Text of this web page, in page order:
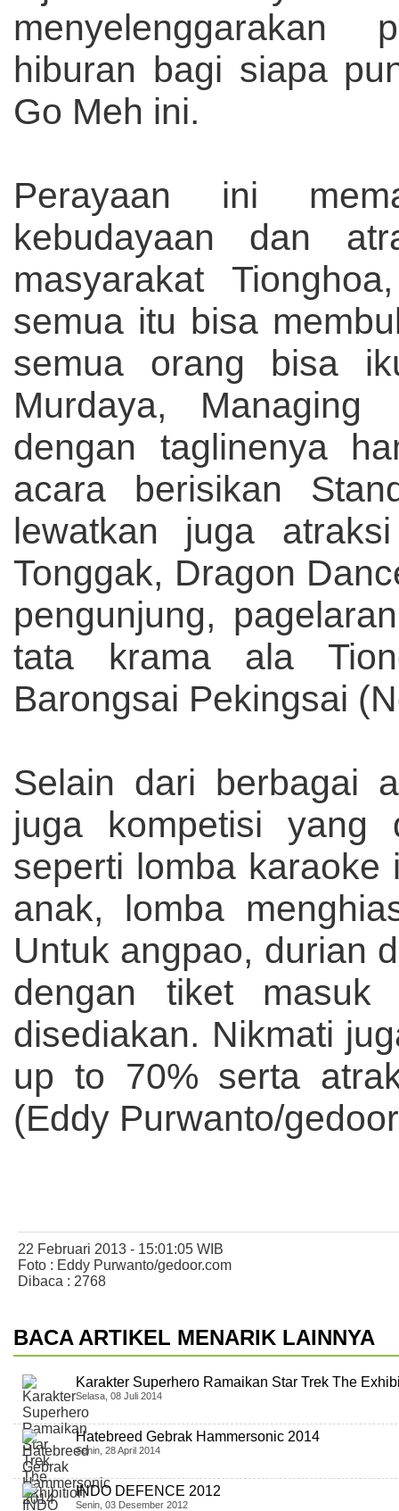
menyelenggarakan
hiburan bagi siapa
Go Meh ini.
Perayaan ini
kebudayaan dan
masyarakat
semua itu bisa
semua orang bisa
Murdaya,
dengan taglinenya
acara berisikan
lewatkan juga
Tonggak, Dragon
pengunjung,
tata krama ala
Barongsai Pekingsai
Selain dari berbagai
juga kompetisi yang
seperti lomba karaoke
anak, lomba
Untuk angpao, durian
dengan tiket masuk
disediakan. Nikmati
up to 70% serta
(Eddy Purwanto/
22 Februari 2013 - 15:01:05 WIB
Foto : Eddy Purwanto/gedoor.com
Dibaca : 2768
BACA ARTIKEL MENARIK LAINNYA
Karakter Superhero Ramaikan Star Trek The
Selasa, 08 Juli 2014
Hatebreed Gebrak Hammersonic 2014
Senin, 28 April 2014
INDO DEFENCE 2012
Senin, 03 Desember 2012